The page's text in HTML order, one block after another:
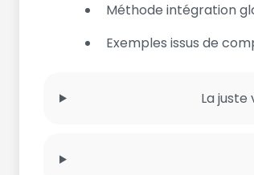
Méthode intégration
Exemples issus de
La